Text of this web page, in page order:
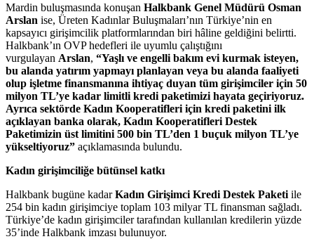
Mardin buluşmasında konuşan Halkbank Genel Müdürü Osman
Arslan ise, Üreten Kadınlar Buluşmaları’nın Türkiye’nin en
kapsayıcı girişimcilik platformlarından biri hâline geldiğini belirtti.
Halkbank’ın OVP hedefleri ile uyumlu çalıştığını
vurgulayan Arslan, “Yaşlı ve engelli bakım evi kurmak isteyen,
bu alanda yatırım yapmayı planlayan veya bu alanda faaliyeti
olup işletme finansmanına ihtiyaç duyan tüm girişimciler için 50
milyon TL’ye kadar limitli kredi paketimizi hayata geçiriyoruz.
Ayrıca sektörde Kadın Kooperatifleri için kredi paketini ilk
açıklayan banka olarak, Kadın Kooperatifleri Destek
Paketimizin üst limitini 500 bin TL’den 1 buçuk milyon TL’ye
yükseltiyoruz” açıklamasında bulundu.
Kadın girişimciliğe bütünsel katkı
Halkbank bugüne kadarKadın Girişimci Kredi Destek Paketi ile
254 bin kadın girişimciye toplam 103 milyar TL finansman sağladı.
Türkiye’de kadın girişimciler tarafından kullanılan kredilerin yüzde
35’inde Halkbank imzası bulunuyor.